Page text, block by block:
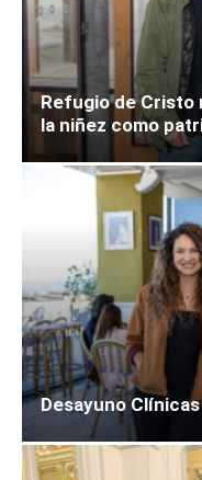
Refugio de Cristo
la niñez como
Desayuno